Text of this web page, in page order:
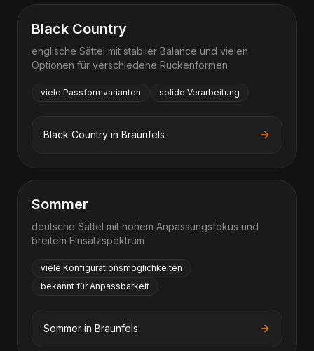
Black Country
englische Sättel mit stabiler Balance und vielen
Optionen für verschiedene Rückenformen
viele Passformvarianten solide Verarbeitung
Black Country in Braunfels
Sommer
deutsche Sättel mit hohem Anpassungsfokus und
breitem Einsatzspektrum
viele Konfigurationsmöglichkeiten
bekannt für Anpassbarkeit
Sommer in Braunfels